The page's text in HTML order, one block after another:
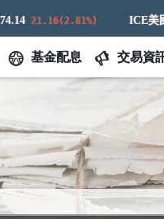
21.16(2.81%)
基金配息 交易資